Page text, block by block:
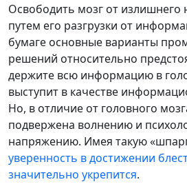
Освободить мозг от
путем его разгрузки от
бумаге основные варианты
решений относительно
держите всю информацию в
выступит в качестве
Но, в отличие от головного
подвержена волнению и
напряжению. Имея такую
уверенность в достижении
значительно укрепится.